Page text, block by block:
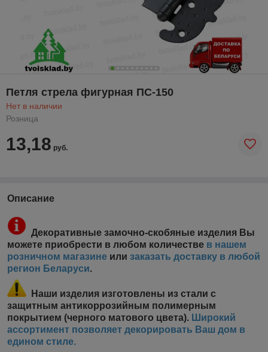
Петля стрела фигурная ПС-150
Нет в наличии
Розница
13,18 руб.
Описание
Декоративные замочно-скобяные изделия Вы
можете приобрести в любом количестве в нашем
розничном магазине или заказать доставку в любой
регион Беларуси.
Наши изделия изготовлены из стали с
защитным антикоррозийным полимерным
покрытием (черного матового цвета). Широкий
ассортимент позволяет декорировать Ваш дом в
едином стиле.